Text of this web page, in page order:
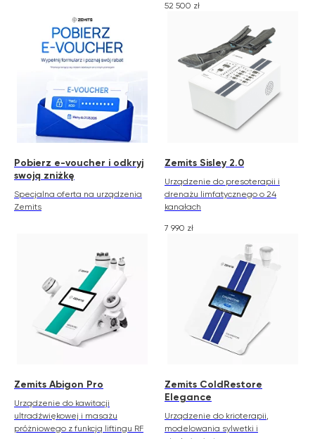
52 500 zł
Pobierz e-voucher i odkryj
swoją zniżkę
Specjalna oferta na urządzenia
Zemits
Zemits Sisley 2.0
Urządzenie do presoterapii i
drenażu limfatycznego o 24
kanałach
7 990 zł
Zemits Abigon Pro
Urządzenie do kawitacji
ultradźwiękowej i masażu
próżniowego z funkcją liftingu RF
Zemits ColdRestore
Elegance
Urządzenie do krioterapii,
modelowania sylwetki i